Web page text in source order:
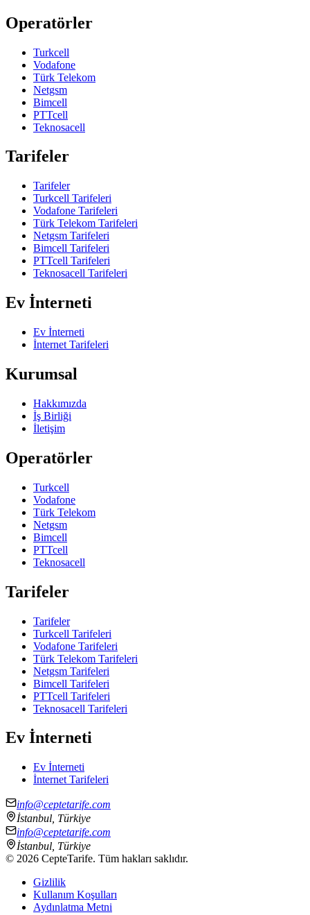
Operatörler
Turkcell
Vodafone
Türk Telekom
Netgsm
Bimcell
PTTcell
Teknosacell
Tarifeler
Tarifeler
Turkcell Tarifeleri
Vodafone Tarifeleri
Türk Telekom Tarifeleri
Netgsm Tarifeleri
Bimcell Tarifeleri
PTTcell Tarifeleri
Teknosacell Tarifeleri
Ev İnterneti
Ev İnterneti
İnternet Tarifeleri
Kurumsal
Hakkımızda
İş Birliği
İletişim
Operatörler
Turkcell
Vodafone
Türk Telekom
Netgsm
Bimcell
PTTcell
Teknosacell
Tarifeler
Tarifeler
Turkcell Tarifeleri
Vodafone Tarifeleri
Türk Telekom Tarifeleri
Netgsm Tarifeleri
Bimcell Tarifeleri
PTTcell Tarifeleri
Teknosacell Tarifeleri
Ev İnterneti
Ev İnterneti
İnternet Tarifeleri
info@ceptetarife.com
İstanbul, Türkiye
info@ceptetarife.com
İstanbul, Türkiye
© 2026 CepteTarife. Tüm hakları saklıdır.
Gizlilik
Kullanım Koşulları
Aydınlatma Metni